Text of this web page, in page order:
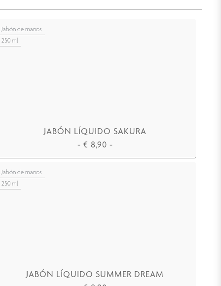
Jabón de manos
250 ml
JABÓN LÍQUIDO SAKURA
- € 8,90 -
Jabón de manos
250 ml
JABÓN LÍQUIDO SUMMER DREAM